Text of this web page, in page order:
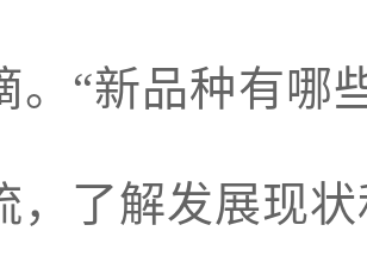
。“新品种有哪
，了解发展现